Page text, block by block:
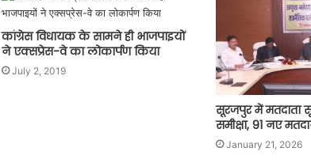
कांग्रेस विधायक के सामने ही भाजपाइयों
ने एक्सप्रेस-वे का लोकार्पण किया
July 2, 2019
सूरजपुर में मतदाता
समीक्षा, 91 नए
January 21, 2026